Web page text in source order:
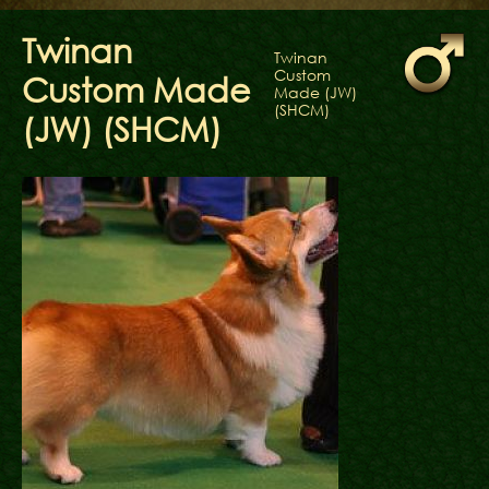
Twinan
Custom Made
(JW) (SHCM)
Twinan
Custom
Made (JW)
(SHCM)
ФАКТИ
БЛОГ
ГАЛЕРЕЇ